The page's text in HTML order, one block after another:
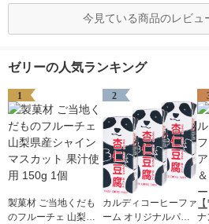
今見ている商品のレビュ
ゼリーの人気ランキング
1
製菓材 ご当地くだも
のフルーチェ 山梨県
2
カルディコーヒーファ
ーム オリジナルパン
ナ